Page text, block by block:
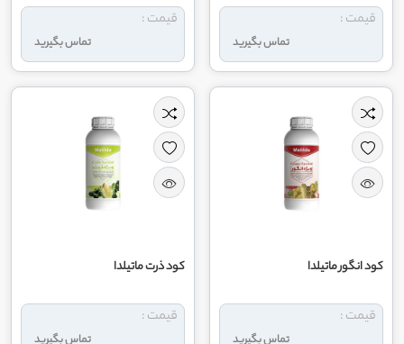
تماس بگیرید
قیمت :
تماس بگیرید
قیمت :
کود انگور ماتیلدا
تماس بگیرید
قیمت :
کود ذرت ماتیلدا
تماس بگیرید
قیمت :